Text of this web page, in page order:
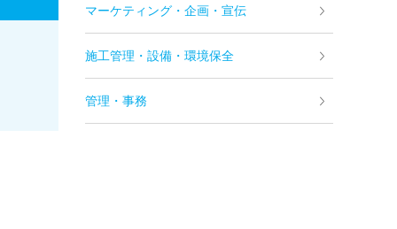
マーケティング・企画・宣伝
施工管理・設備・環境保全
管理・事務